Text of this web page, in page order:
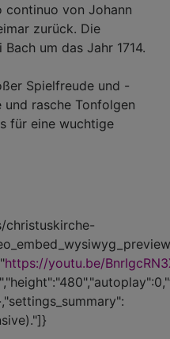
continuo von Johann
zurück. Die
um das Jahr 1714.
Spielfreude und -
und rasche Tonfolgen
für eine wuchtige
christuskirche-
https://youtu.be/